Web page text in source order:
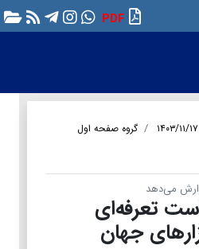
PDF
گروه صفحه اول
می‌دهد
تعرفه‌ای
جهان